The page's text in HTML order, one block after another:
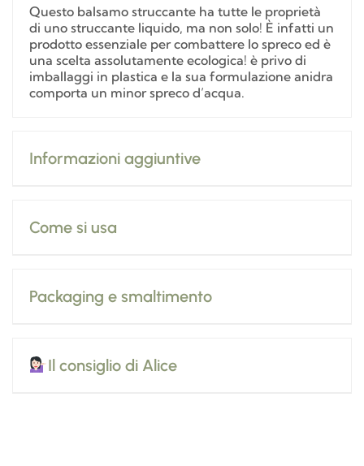
Questo balsamo struccante ha tutte le proprietà
di uno struccante liquido, ma non solo! È infatti un
prodotto essenziale per combattere lo spreco ed è
una scelta assolutamente ecologica! è privo di
imballaggi in plastica e la sua formulazione anidra
comporta un minor spreco d’acqua.
Informazioni aggiuntive
Come si usa
Packaging e smaltimento
Il consiglio di Alice